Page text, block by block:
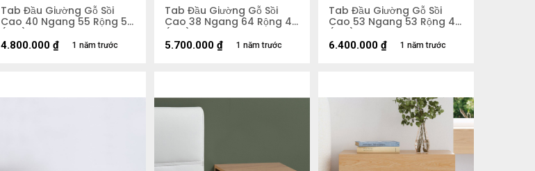
Tab Đầu Giường Gỗ Sồi
Cao 40 Ngang 55 Rộng 50
(cm)
1 năm trước
4.800.000 ₫
Tab Đầu Giường Gỗ Sồi
Cao 38 Ngang 64 Rộng 40
(cm)
1 năm trước
5.700.000 ₫
Tab Đầu Giường Gỗ Sồi
Cao 53 Ngang 53 Rộng 40
(cm)
1 năm trước
6.400.000 ₫